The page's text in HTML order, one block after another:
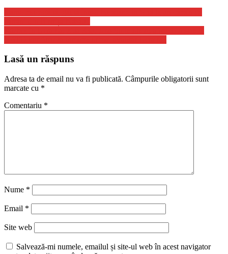
Lasă un răspuns
Adresa ta de email nu va fi publicată. Câmpurile obligatorii sunt
marcate cu *
Comentariu *
Nume *
Email *
Site web
Salvează-mi numele, emailul și site-ul web în acest navigator